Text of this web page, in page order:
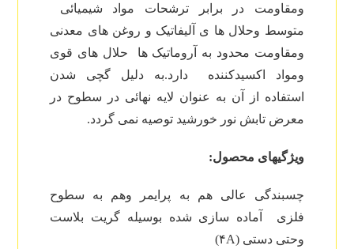
ومقاومت در برابر ترشحات مواد شیمیائی
متوسط وحلال ها ی آلیفاتیک و روغن های معدنی
ومقاومت محدود به آروماتیک ها حلال های قوی
ومواد اکسیدکننده دارد.به دلیل گچی شدن
استفاده از آن به عنوان لایه نهائی در سطوح در
معرض تابش نور خورشید توصیه نمی گردد.
ویژگیهای محصول:
چسبندگی عالی هم به پرایمر وهم به سطوح
فلزی آماده سازی شده بوسیله گریت بلاست
وحتی دستی (۴A)